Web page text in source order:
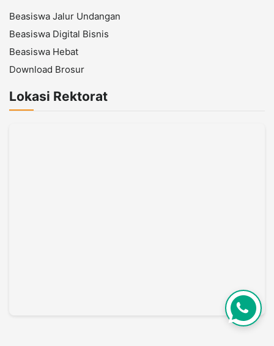
Beasiswa Jalur Undangan
Beasiswa Digital Bisnis
Beasiswa Hebat
Download Brosur
Lokasi Rektorat